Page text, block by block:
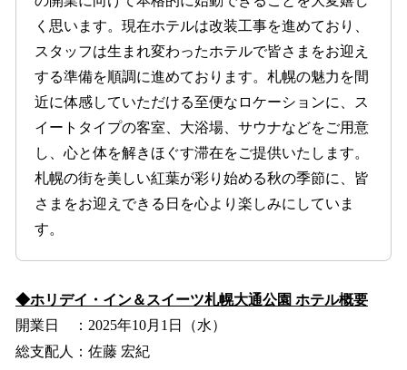
く思います。現在ホテルは改装工事を進めており、
スタッフは生まれ変わったホテルで皆さまをお迎え
する準備を順調に進めております。札幌の魅力を間
近に体感していただける至便なロケーションに、ス
イートタイプの客室、大浴場、サウナなどをご用意
し、心と体を解きほぐす滞在をご提供いたします。
札幌の街を美しい紅葉が彩り始める秋の季節に、皆
さまをお迎えできる日を心より楽しみにしていま
す。
◆ホリデイ・イン＆スイーツ札幌大通公園 ホテル概要
開業日 ：2025年10月1日（水）
総支配人：佐藤 宏紀